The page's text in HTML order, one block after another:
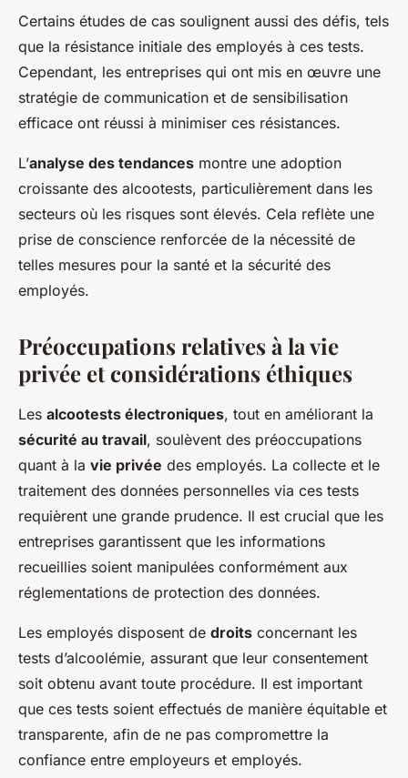
Certains études de cas soulignent aussi des défis, tels
que la résistance initiale des employés à ces tests.
Cependant, les entreprises qui ont mis en œuvre une
stratégie de communication et de sensibilisation
efficace ont réussi à minimiser ces résistances.
L’analyse des tendances montre une adoption
croissante des alcootests, particulièrement dans les
secteurs où les risques sont élevés. Cela reflète une
prise de conscience renforcée de la nécessité de
telles mesures pour la santé et la sécurité des
employés.
Préoccupations relatives à la vie
privée et considérations éthiques
Les alcootests électroniques, tout en améliorant la
sécurité au travail, soulèvent des préoccupations
quant à la vie privée des employés. La collecte et le
traitement des données personnelles via ces tests
requièrent une grande prudence. Il est crucial que les
entreprises garantissent que les informations
recueillies soient manipulées conformément aux
réglementations de protection des données.
Les employés disposent de droits concernant les
tests d’alcoolémie, assurant que leur consentement
soit obtenu avant toute procédure. Il est important
que ces tests soient effectués de manière équitable et
transparente, afin de ne pas compromettre la
confiance entre employeurs et employés.